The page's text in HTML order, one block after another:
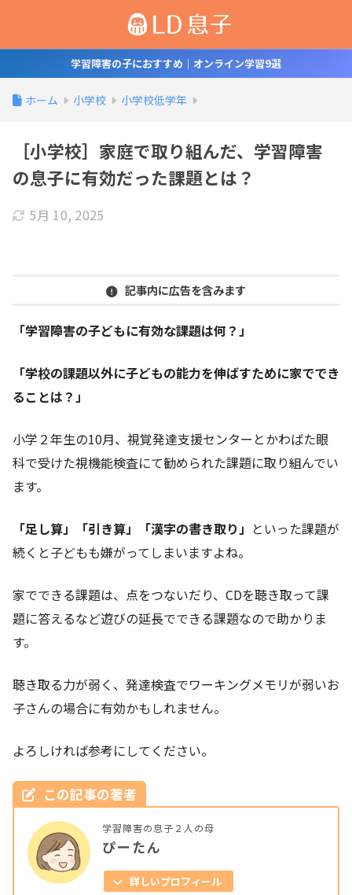
学習障害の子におすすめ｜オンライン学習9選
ホーム 小学校 小学校低学年
［小学校］家庭で取り組んだ、学習障害
の息子に有効だった課題とは？
5月 10, 2025
記事内に広告を含みます
「学習障害の子どもに有効な課題は何？」
「学校の課題以外に子どもの能力を伸ばすために家ででき
ることは？」
小学２年生の10月、視覚発達支援センターとかわばた眼
科で受けた視機能検査にて勧められた課題に取り組んでい
ます。
「足し算」「引き算」「漢字の書き取り」 といった課題が
続くと子どもも嫌がってしまいますよね。
家でできる課題は、点をつないだり、CDを聴き取って課
題に答えるなど遊びの延長でできる課題なので助かりま
す。
聴き取る力が弱く、発達検査でワーキングメモリが弱いお
子さんの場合に有効かもしれません。
よろしければ参考にしてください。
この記事の著者
学習障害の息子２人の母
ぴーたん
詳しいプロフィール